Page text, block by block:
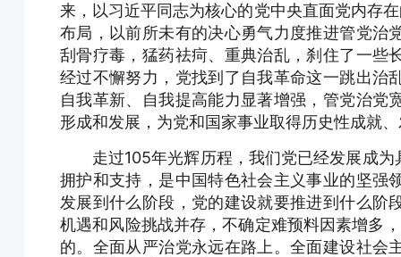
来，以习近平同志为核心的党中央直面党内存
布局，以前所未有的决心勇气力度推进管党治
刮骨疗毒，猛药祛疴、重典治乱，刹住了一些
经过不懈努力，党找到了自我革命这一跳出治
自我革新、自我提高能力显著增强，管党治党
形成和发展，为党和国家事业取得历史性成就
走过105年光辉历程，我们党已经发展成
拥护和支持，是中国特色社会主义事业的坚强
发展到什么阶段，党的建设就要推进到什么阶
机遇和风险挑战并存，不确定难预料因素增多
的。全面从严治党永远在路上。全面建设社会